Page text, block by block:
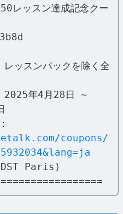
レッスン達成記念クー
ッスンパックを除く全
2025年4月28日 ~
coupons/
DST Paris)